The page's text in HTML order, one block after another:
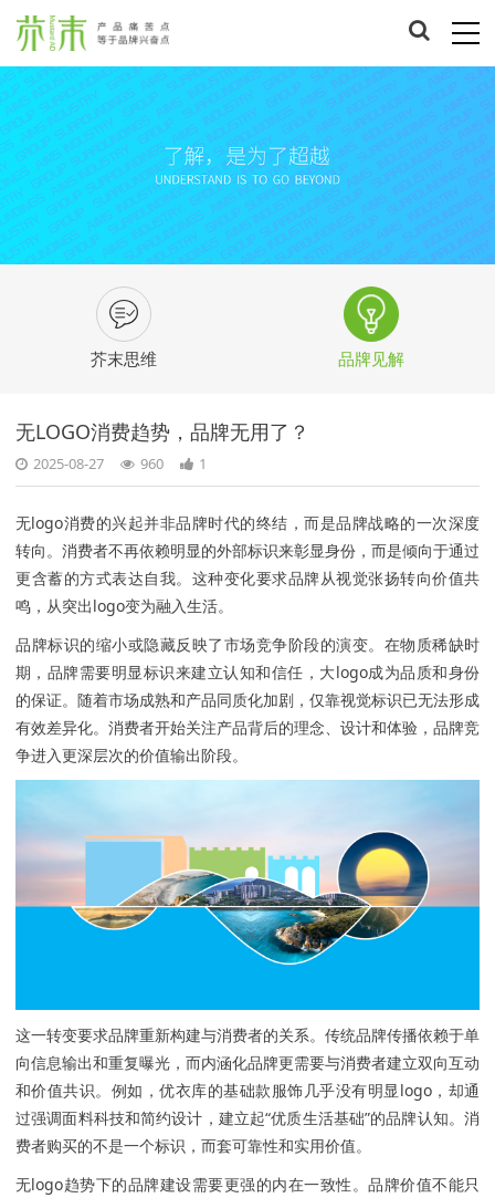
芥末思维 品牌见解
无LOGO消费趋势，品牌无用了？
2025-08-27 960 1
无logo消费的兴起并非品牌时代的终结，而是品牌战略的一次深度
转向。消费者不再依赖明显的外部标识来彰显身份，而是倾向于通过
更含蓄的方式表达自我。这种变化要求品牌从视觉张扬转向价值共
鸣，从突出logo变为融入生活。
品牌标识的缩小或隐藏反映了市场竞争阶段的演变。在物质稀缺时
期，品牌需要明显标识来建立认知和信任，大logo成为品质和身份
的保证。随着市场成熟和产品同质化加剧，仅靠视觉标识已无法形成
有效差异化。消费者开始关注产品背后的理念、设计和体验，品牌竞
争进入更深层次的价值输出阶段。
这一转变要求品牌重新构建与消费者的关系。传统品牌传播依赖于单
向信息输出和重复曝光，而内涵化品牌更需要与消费者建立双向互动
和价值共识。例如，优衣库的基础款服饰几乎没有明显logo，却通
过强调面料科技和简约设计，建立起“优质生活基础”的品牌认知。消
费者购买的不是一个标识，而套可靠性和实用价值。
无logo趋势下的品牌建设需要更强的内在一致性。品牌价值不能只